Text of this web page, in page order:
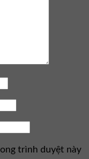
trình duyệt này